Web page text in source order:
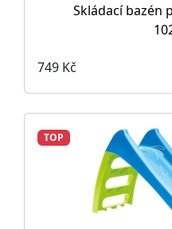
Skládací bazén
749 Kč
TOP